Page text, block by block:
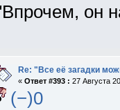
он
Re: "Все её загадки
« Ответ #393 : 27 Августа
(−)0